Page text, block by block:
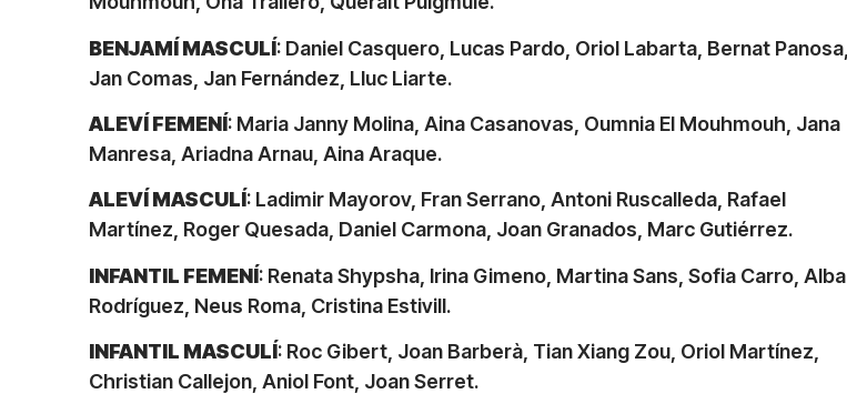
BENJAMÍ MASCULÍ: Daniel Casquero, Lucas Pardo, Oriol Labarta, Bernat Panosa,
Jan Comas, Jan Fernández, Lluc Liarte.
ALEVÍ FEMENÍ: Maria Janny Molina, Aina Casanovas, Oumnia El Mouhmouh, Jana
Manresa, Ariadna Arnau, Aina Araque.
ALEVÍ MASCULÍ: Ladimir Mayorov, Fran Serrano, Antoni Ruscalleda, Rafael
Martínez, Roger Quesada, Daniel Carmona, Joan Granados, Marc Gutiérrez.
INFANTIL FEMENÍ: Renata Shypsha, Irina Gimeno, Martina Sans, Sofia Carro, Alba
Rodríguez, Neus Roma, Cristina Estivill.
INFANTIL MASCULÍ: Roc Gibert, Joan Barberà, Tian Xiang Zou, Oriol Martínez,
Christian Callejon, Aniol Font, Joan Serret.